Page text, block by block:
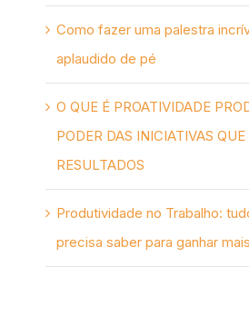
Como fazer uma palestra
aplaudido de pé
O QUE É PROATIVIDADE
PODER DAS INICIATIVAS
RESULTADOS
Produtividade no Trabalho:
precisa saber para ganhar mais